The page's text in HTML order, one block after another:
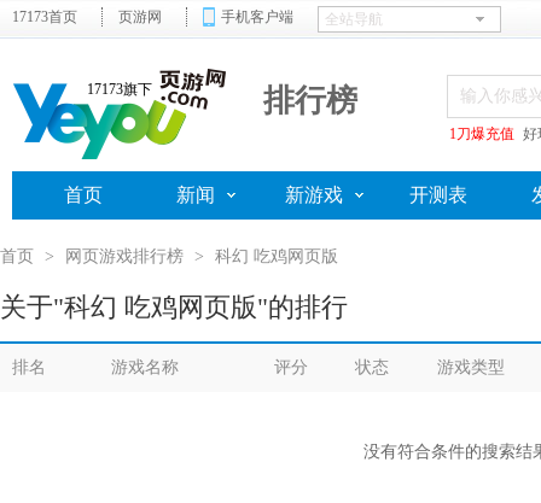
17173首页 页游网 手机客户端
17173旗下 排行榜
1刀爆充值 好
首页 新闻 新游戏 开测表
首页 > 网页游戏排行榜 > 科幻 吃鸡网页版
关于"科幻 吃鸡网页版"的排行
排名 游戏名称 评分 状态 游戏类型
没有符合条件的搜索结